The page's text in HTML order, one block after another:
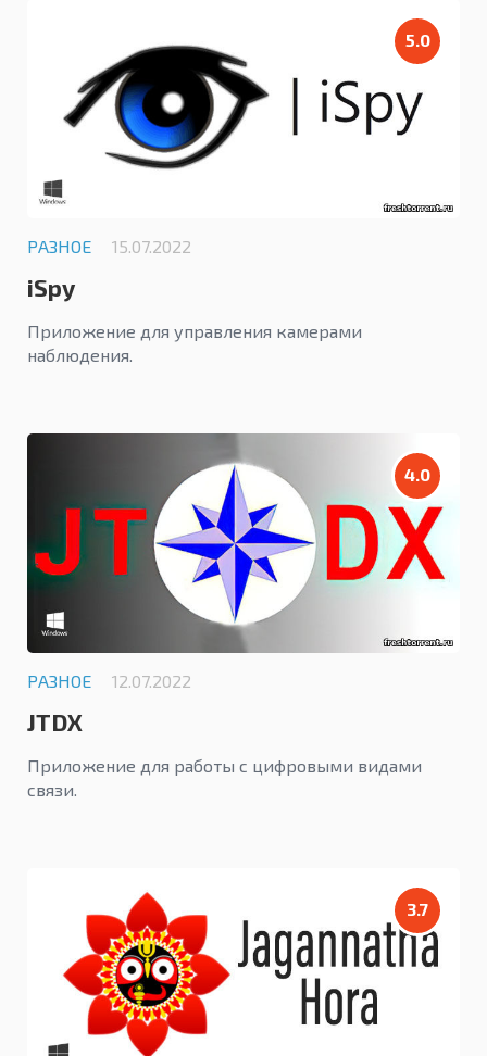
5.0
РАЗНОЕ 15.07.2022
iSpy
Приложение для управления камерами
наблюдения.
4.0
РАЗНОЕ 12.07.2022
JTDX
Приложение для работы с цифровыми видами
связи.
3.7